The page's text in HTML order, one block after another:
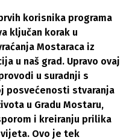
korisnika programa
ključan korak u
Mostaraca iz
u naš grad. Upravo ovaj
u suradnji s
posvećenosti stvaranja
u Gradu Mostaru,
i kreiranju prilika
Ovo je tek